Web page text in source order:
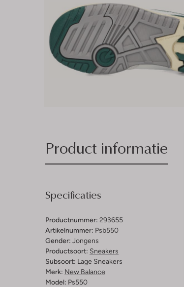
Product informatie
Specificaties
Productnummer: 293655
Artikelnummer: Psb550
Gender: Jongens
Productsoort: Sneakers
Subsoort: Lage Sneakers
Merk: New Balance
Model: Ps550